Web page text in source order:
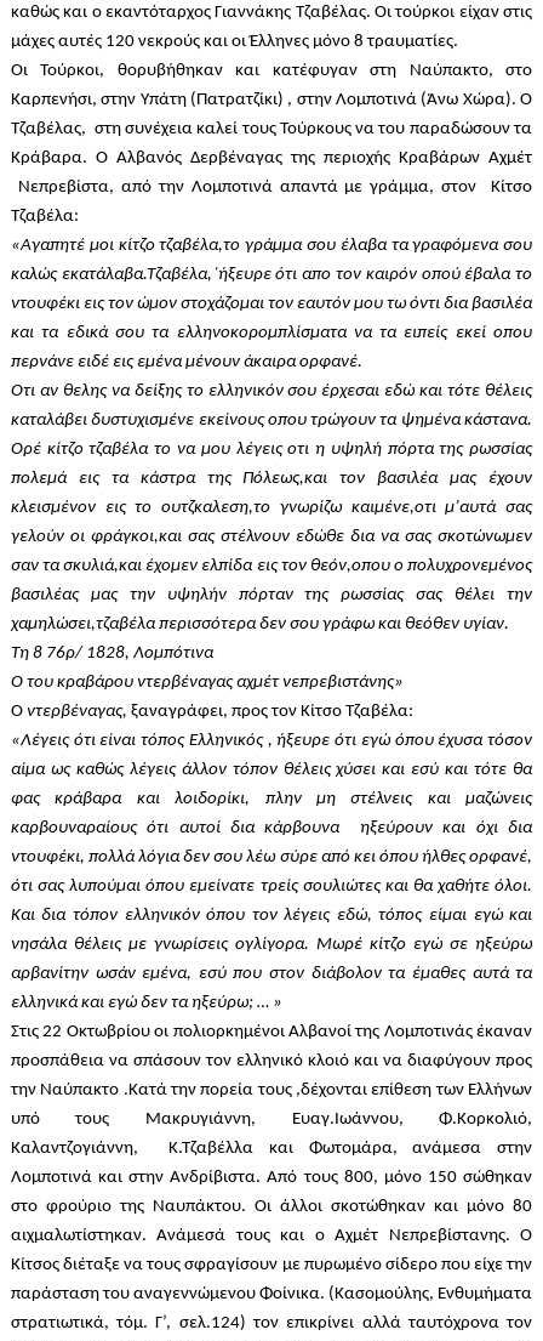
καθώς και ο εκαντόταρχος Γιαννάκης Τζαβέλας. Οι τούρκοι είχαν στις
μάχες αυτές 120 νεκρούς και οι Έλληνες μόνο 8 τραυματίες.
Οι Τούρκοι, θορυβήθηκαν και κατέφυγαν στη Ναύπακτο, στο
Καρπενήσι, στην Υπάτη (Πατρατζίκι) , στην Λομποτινά (Άνω Χώρα). Ο
Τζαβέλας, στη συνέχεια καλεί τους Τούρκους να του παραδώσουν τα
Κράβαρα. Ο Αλβανός Δερβέναγας της περιοχής Κραβάρων Αχμέτ
Νεπρεβίστα, από την Λομποτινά απαντά με γράμμα, στον Κίτσο
Τζαβέλα:
«Αγαπητέ μοι κίτζο τζαβέλα,το γράμμα σου έλαβα τα γραφόμενα σου
καλώς εκατάλαβα.Τζαβέλα,΄ήξευρε ότι απο τον καιρόν οπού έβαλα το
ντουφέκι εις τον ώμον στοχάζομαι τον εαυτόν μου τω όντι δια βασιλέα
και τα εδικά σου τα ελληνοκορομπλίσματα να τα ειπείς εκεί οπου
περνάνε ειδέ εις εμένα μένουν άκαιρα ορφανέ.
Οτι αν θελης να δείξης το ελληνικόν σου έρχεσαι εδώ και τότε θέλεις
καταλάβει δυστυχισμένε εκείνους οπου τρώγουν τα ψημένα κάστανα.
Ορέ κίτζο τζαβέλα το να μου λέγεις οτι η υψηλή πόρτα της ρωσσίας
πολεμά εις τα κάστρα της Πόλεως,και τον βασιλέα μας έχουν
κλεισμένον εις το ουτζκαλεση,το γνωρίζω καιμένε,οτι μ’αυτά σας
γελούν οι φράγκοι,και σας στέλνουν εδώθε δια να σας σκοτώνωμεν
σαν τα σκυλιά,και έχομεν ελπίδα εις τον θεόν,οπου ο πολυχρονεμένος
βασιλέας μας την υψηλήν πόρταν της ρωσσίας σας θέλει την
χαμηλώσει,τζαβέλα περισσότερα δεν σου γράφω και θεόθεν υγίαν.
Τη 8 76ρ/ 1828, Λομπότινα
Ο του κραβάρου ντερβέναγας αχμέτ νεπρεβιστάνης»
Ο ντερβέναγας, ξαναγράφει, προς τον Κίτσο Τζαβέλα:
«Λέγεις ότι είναι τόπος Ελληνικός , ήξευρε ότι εγώ όπου έχυσα τόσον
αίμα ως καθώς λέγεις άλλον τόπον θέλεις χύσει και εσύ και τότε θα
φας κράβαρα και λοιδορίκι, πλην μη στέλνεις και μαζώνεις
καρβουναραίους ότι αυτοί δια κάρβουνα ηξεύρουν και όχι δια
ντουφέκι, πολλά λόγια δεν σου λέω σύρε από κει όπου ήλθες ορφανέ,
ότι σας λυπούμαι όπου εμείνατε τρείς σουλιώτες και θα χαθήτε όλοι.
Και δια τόπον ελληνικόν όπου τον λέγεις εδώ, τόπος είμαι εγώ και
νησάλα θέλεις με γνωρίσεις ογλίγορα. Μωρέ κίτζο εγώ σε ηξεύρω
αρβανίτην ωσάν εμένα, εσύ που στον διάβολον τα έμαθες αυτά τα
ελληνικά και εγώ δεν τα ηξεύρω; … »
Στις 22 Οκτωβρίου οι πολιορκημένοι Αλβανοί της Λομποτινάς έκαναν
προσπάθεια να σπάσουν τον ελληνικό κλοιό και να διαφύγουν προς
την Ναύπακτο .Κατά την πορεία τους ,δέχονται επίθεση των Ελλήνων
υπό τους Μακρυγιάννη, Ευαγ.Ιωάννου, Φ.Κορκολιό,
Καλαντζογιάννη, Κ.Τζαβέλλα και Φωτομάρα, ανάμεσα στην
Λομποτινά και στην Ανδρίβιστα. Από τους 800, μόνο 150 σώθηκαν
στο φρούριο της Ναυπάκτου. Οι άλλοι σκοτώθηκαν και μόνο 80
αιχμαλωτίστηκαν. Ανάμεσά τους και ο Αχμέτ Νεπρεβίστανης. Ο
Κίτσος διέταξε να τους σφραγίσουν με πυρωμένο σίδερο που είχε την
παράσταση του αναγεννώμενου Φοίνικα. (Κασομούλης, Ενθυμήματα
στρατιωτικά, τόμ. Γ’, σελ.124) τον επικρίνει αλλά ταυτόχρονα τον